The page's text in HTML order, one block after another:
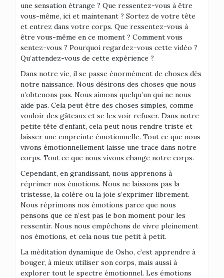
une sensation étrange ? Que ressentez-vous à être
vous-même, ici et maintenant ? Sortez de votre tête
et entrez dans votre corps. Que ressentez-vous à
être vous-même en ce moment ? Comment vous
sentez-vous ? Pourquoi regardez-vous cette vidéo ?
Qu’attendez-vous de cette expérience ?
Dans notre vie, il se passe énormément de choses dès
notre naissance. Nous désirons des choses que nous
n’obtenons pas. Nous aimons quelqu’un qui ne nous
aide pas. Cela peut être des choses simples, comme
vouloir des gâteaux et se les voir refuser. Dans notre
petite tête d’enfant, cela peut nous rendre triste et
laisser une empreinte émotionnelle. Tout ce que nous
vivons émotionnellement laisse une trace dans notre
corps. Tout ce que nous vivons change notre corps.
Cependant, en grandissant, nous apprenons à
réprimer nos émotions. Nous ne laissons pas la
tristesse, la colère ou la joie s’exprimer librement.
Nous réprimons nos émotions parce que nous
pensons que ce n’est pas le bon moment pour les
ressentir. Nous nous empêchons de vivre pleinement
nos émotions, et cela nous tue petit à petit.
La méditation dynamique de Osho, c’est apprendre à
bouger, à mieux utiliser son corps, mais aussi à
explorer tout le spectre émotionnel. Les émotions